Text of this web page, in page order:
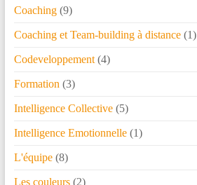
Coaching(9)
Coaching et Team-building à distance(1)
Codeveloppement(4)
Formation (3)
Intelligence Collective(5)
Intelligence Emotionnelle(1)
L'équipe(8)
Les couleurs(2)